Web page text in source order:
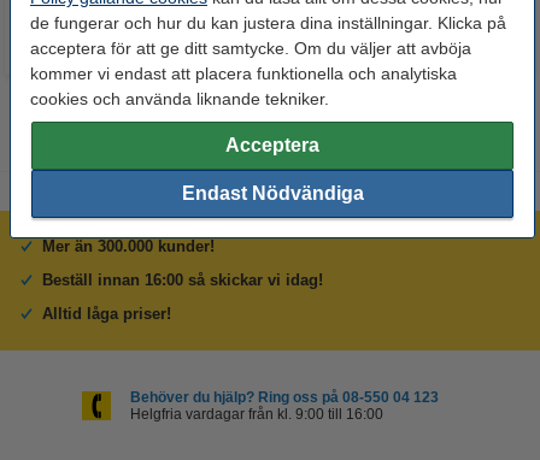
de fungerar och hur du kan justera dina inställningar. Klicka på
acceptera för att ge ditt samtycke. Om du väljer att avböja
kommer vi endast att placera funktionella och analytiska
cookies och använda liknande tekniker.
Acceptera
Endast Nödvändiga
Mer än 300.000 kunder!
Beställ innan 16:00 så skickar vi idag!
Alltid låga priser!
Behöver du hjälp? Ring oss på 08-550 04 123
Helgfria vardagar från kl. 9:00 till 16:00